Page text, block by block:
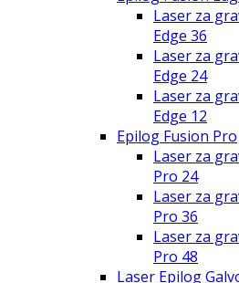
Laser za
Edge 36
Laser za
Edge 24
Laser za
Edge 12
Epilog Fusion Pro
Laser za
Pro 24
Laser za
Pro 36
Laser za
Pro 48
Laser Epilog